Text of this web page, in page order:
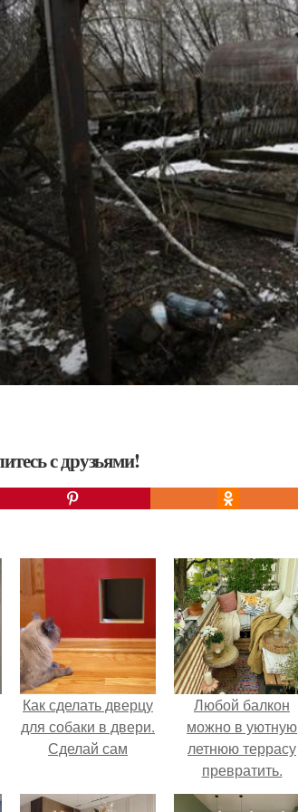
с друзьями!
Как сделать дверцу
для собаки в двери.
Сделай сам
Любой балкон
можно в уютную
летнюю террасу
превратить.